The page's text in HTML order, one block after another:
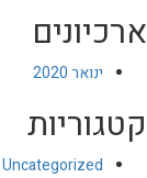
ארכיונים
ינואר 2020
קטגוריות
Uncategorized